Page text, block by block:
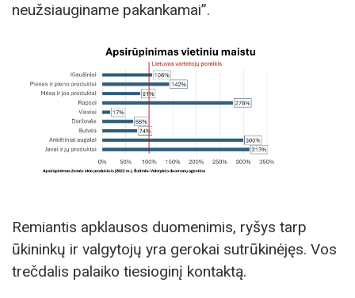
neužsiauginame pakankamai”.
Remiantis apklausos duomenimis, ryšys tarp
ūkininkų ir valgytojų yra gerokai sutrūkinėjęs. Vos
trečdalis palaiko tiesioginį kontaktą.